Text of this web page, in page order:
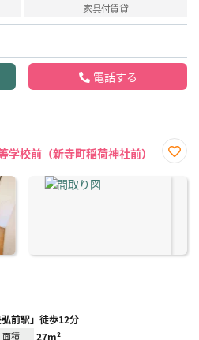
家具付賃貸
電話する
校前（新寺町稲荷神社前）
に入
前駅」徒歩12分
面積 27m²